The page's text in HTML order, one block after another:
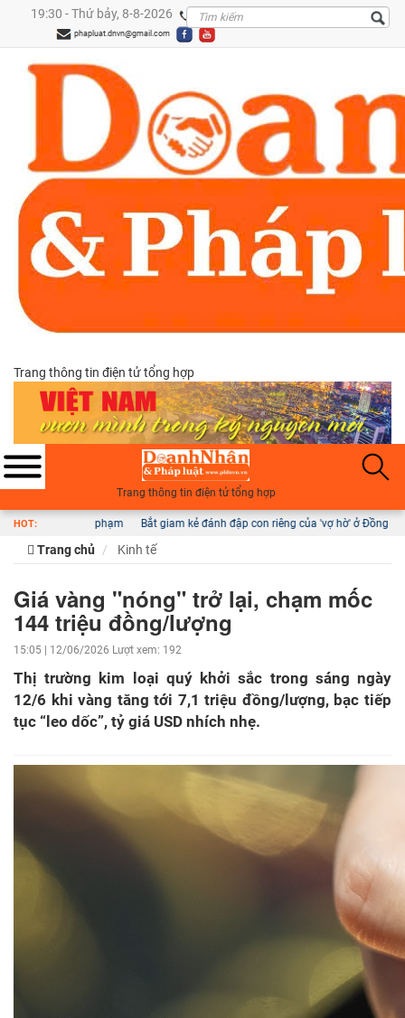
19:30 - Thứ bảy, 8-8-2026 0909299288
phapluat.dnvn@gmail.com
Trang thông tin điện tử tổng hợp
Trang thông tin điện tử tổng hợp
HOT:Bắt giam kẻ đánh đập con riêng của 'vợ hờ' ở Đồng Nai Sốt xuất huyết
Trang chủ Kinh tế
Giá vàng "nóng" trở lại, chạm mốc
144 triệu đồng/lượng
15:05 | 12/06/2026 Lượt xem: 192
Thị trường kim loại quý khởi sắc trong sáng ngày
12/6 khi vàng tăng tới 7,1 triệu đồng/lượng, bạc tiếp
tục “leo dốc”, tỷ giá USD nhích nhẹ.